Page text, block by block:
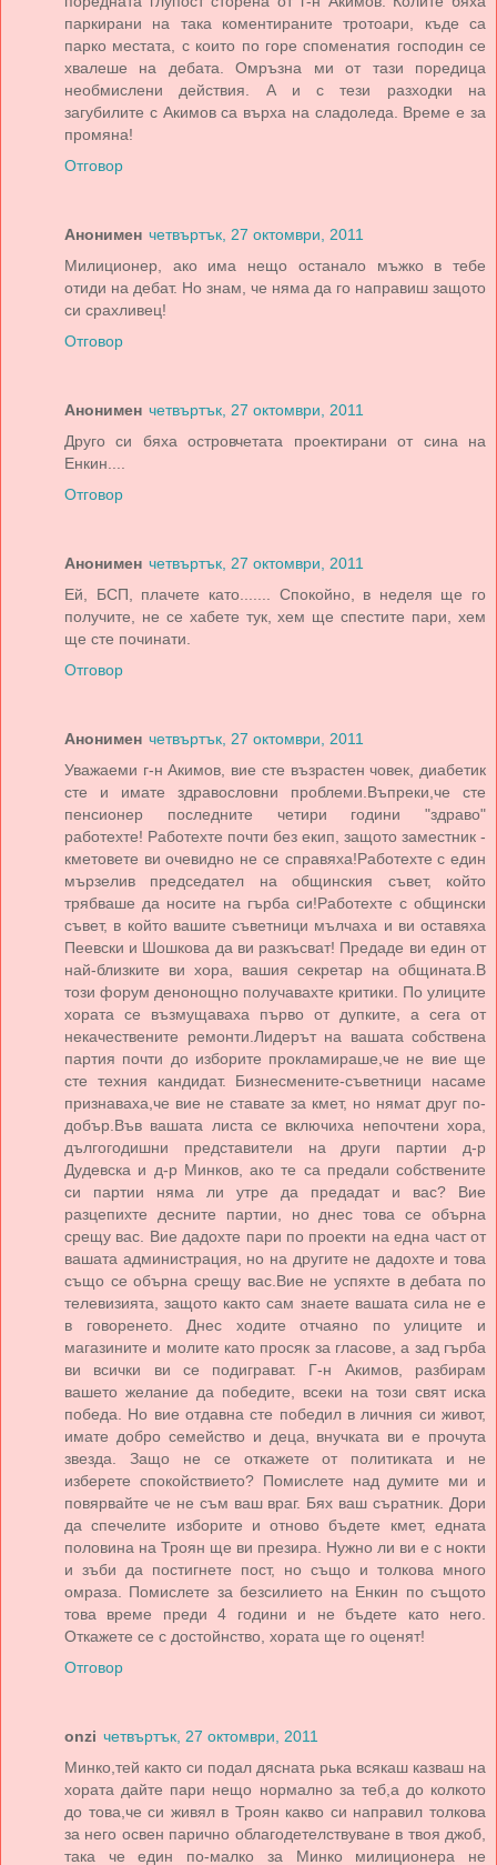
паркирани на така коментираните тротоари, къде са
парко местата, с които по горе споменатия господин се
хвалеше на дебата. Омръзна ми от тази поредица
необмислени действия. А и с тези разходки на
загубилите с Акимов са върха на сладоледа. Време е за
промяна!
Отговор
Анонимен четвъртък, 27 октомври, 2011
Милиционер, ако има нещо останало мъжко в тебе
отиди на дебат. Но знам, че няма да го направиш защото
си срахливец!
Отговор
Анонимен четвъртък, 27 октомври, 2011
Друго си бяха островчетата проектирани от сина на
Енкин....
Отговор
Анонимен четвъртък, 27 октомври, 2011
Ей, БСП, плачете като....... Спокойно, в неделя ще го
получите, не се хабете тук, хем ще спестите пари, хем
ще сте починати.
Отговор
Анонимен четвъртък, 27 октомври, 2011
Уважаеми г-н Акимов, вие сте възрастен човек, диабетик
сте и имате здравословни проблеми.Въпреки,че сте
пенсионер последните четири години "здраво"
работехте! Работехте почти без екип, защото заместник -
кметовете ви очевидно не се справяха!Работехте с един
мързелив председател на общинския съвет, който
трябваше да носите на гърба си!Работехте с общински
съвет, в който вашите съветници мълчаха и ви оставяха
Пеевски и Шошкова да ви разкъсват! Предаде ви един от
най-близките ви хора, вашия секретар на общината.В
този форум денонощно получавахте критики. По улиците
хората се възмущаваха първо от дупките, а сега от
некачествените ремонти.Лидерът на вашата собствена
партия почти до изборите прокламираше,че не вие ще
сте техния кандидат. Бизнесмените-съветници насаме
признаваха,че вие не ставате за кмет, но нямат друг по-
добър.Във вашата листа се включиха непочтени хора,
дългогодишни представители на други партии д-р
Дудевска и д-р Минков, ако те са предали собствените
си партии няма ли утре да предадат и вас? Вие
разцепихте десните партии, но днес това се обърна
срещу вас. Вие дадохте пари по проекти на една част от
вашата администрация, но на другите не дадохте и това
също се обърна срещу вас.Вие не успяхте в дебата по
телевизията, защото както сам знаете вашата сила не е
в говоренето. Днес ходите отчаяно по улиците и
магазините и молите като просяк за гласове, а зад гърба
ви всички ви се подиграват. Г-н Акимов, разбирам
вашето желание да победите, всеки на този свят иска
победа. Но вие отдавна сте победил в личния си живот,
имате добро семейство и деца, внучката ви е прочута
звезда. Защо не се откажете от политиката и не
изберете спокойствието? Помислете над думите ми и
повярвайте че не съм ваш враг. Бях ваш съратник. Дори
да спечелите изборите и отново бъдете кмет, едната
половина на Троян ще ви презира. Нужно ли ви е с нокти
и зъби да постигнете пост, но също и толкова много
омраза. Помислете за безсилието на Енкин по същото
това време преди 4 години и не бъдете като него.
Откажете се с достойнство, хората ще го оценят!
Отговор
onzi четвъртък, 27 октомври, 2011
Минко,тей както си подал дясната рька всякаш казваш на
хората дайте пари нещо нормално за теб,а до колкото
до това,че си живял в Троян какво си направил толкова
за него освен парично облагодетелствуване в твоя джоб,
така че един по-малко за Минко милиционера не